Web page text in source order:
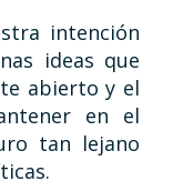
intención
ideas que
abierto y el
en el
tan lejano